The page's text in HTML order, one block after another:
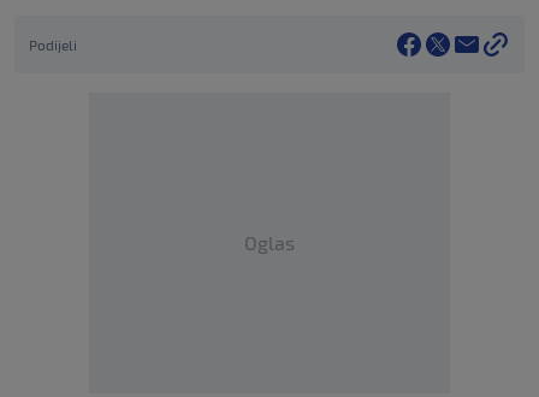
Podijeli
Oglas